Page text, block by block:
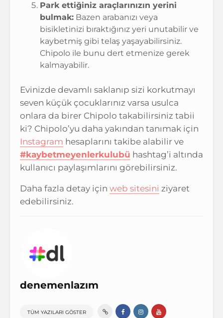
Park ettiğiniz araçlarınızın yerini
bulmak: Bazen arabanızı veya
bisikletinizi bıraktığınız yeri unutabilir ve
kaybetmiş gibi telaş yaşayabilirsiniz.
Chipolo ile bunu dert etmenize gerek
kalmayabilir.
Evinizde devamlı saklanıp sizi korkutmayı
seven küçük çocuklarınız varsa usulca
onlara da birer Chipolo takabilirsiniz tabii
ki? Chipolo’yu daha yakından tanımak için
Instagram hesaplarını takibe alabilir ve
#kaybetmeyenlerkulubü hashtag’i altında
kullanıcı paylaşımlarını görebilirsiniz.
Daha fazla detay için web sitesini ziyaret
edebilirsiniz.
denemenlazım
TÜM YAZILARI GÖSTER